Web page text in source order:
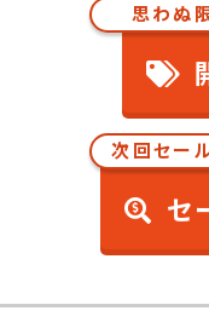
思わぬ
次回セー
セ